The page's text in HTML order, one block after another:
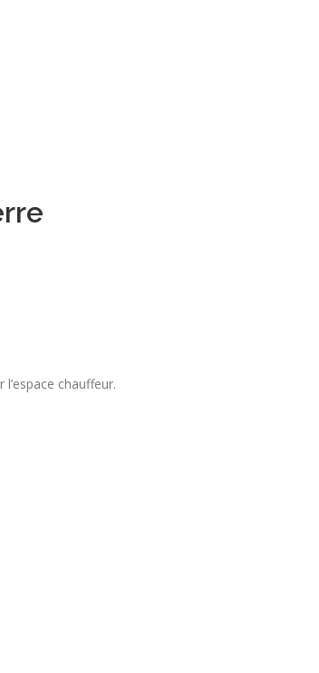
chauffeur.